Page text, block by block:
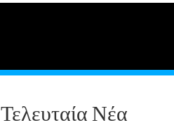
Τελευταία Νέα